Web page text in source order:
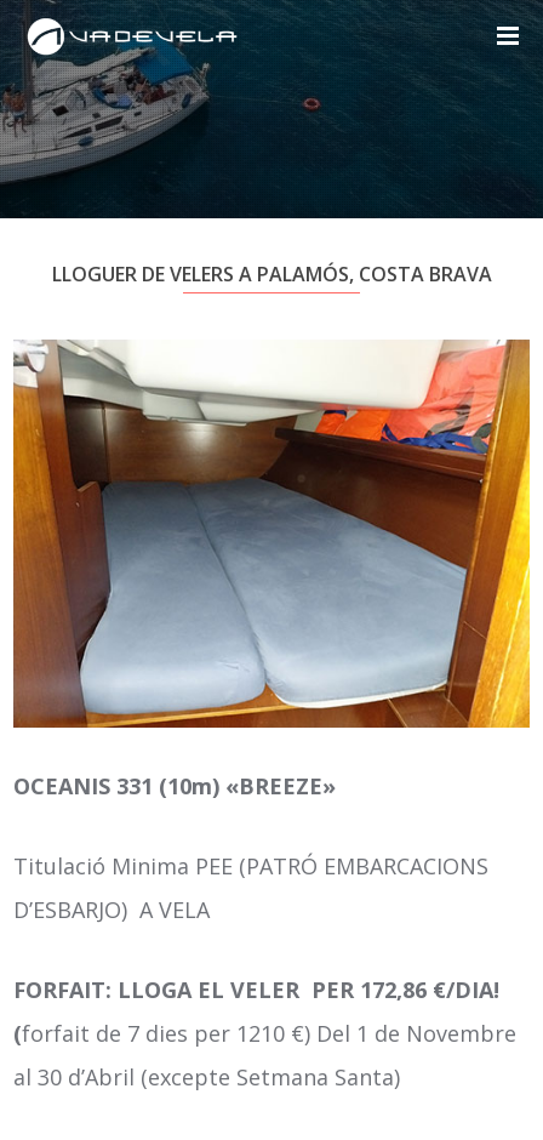
LLOGUER DE VELERS A PALAMÓS, COSTA BRAVA
OCEANIS 331 (10m) «BREEZE»
Titulació Minima PEE (PATRÓ EMBARCACIONS
D’ESBARJO) A VELA
FORFAIT: LLOGA EL VELER PER 172,86 €/DIA!
(forfait de 7 dies per 1210 €) Del 1 de Novembre
al 30 d’Abril (excepte Setmana Santa)